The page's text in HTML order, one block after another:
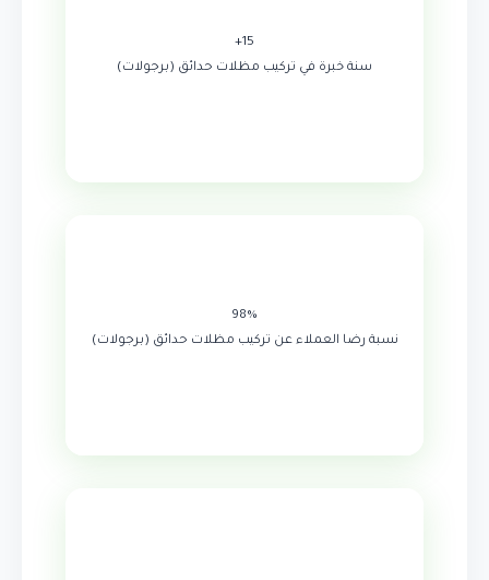
15+
سنة خبرة في تركيب مظلات حدائق (برجولات)
98%
نسبة رضا العملاء عن تركيب مظلات حدائق (برجولات)